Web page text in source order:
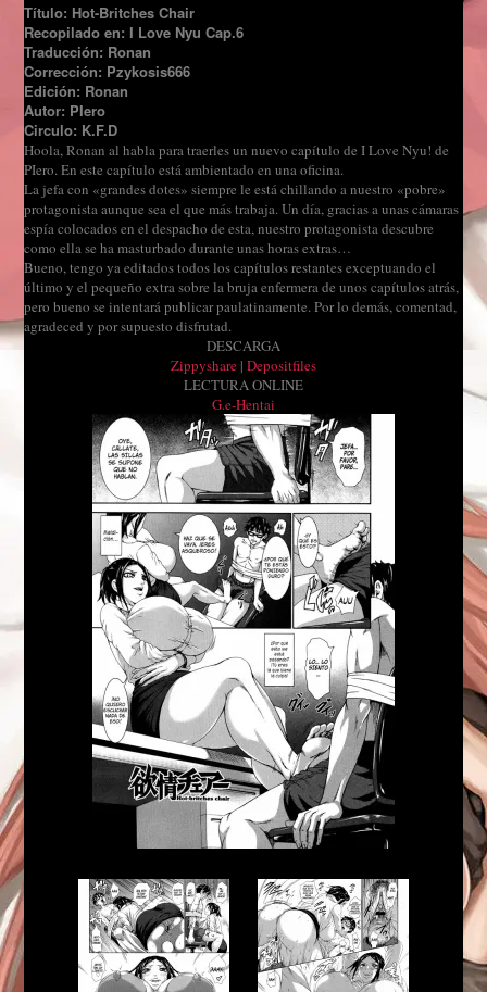
Título: Hot-Britches Chair
Recopilado en: I Love Nyu Cap.6
Traducción: Ronan
Corrección: Pzykosis666
Edición: Ronan
Autor: PIero
Circulo: K.F.D
Hoola, Ronan al habla para traerles un nuevo capítulo de I Love Nyu! de
PIero. En este capítulo está ambientado en una oficina.
La jefa con «grandes dotes» siempre le está chillando a nuestro «pobre»
protagonista aunque sea el que más trabaja. Un día, gracias a unas cámaras
espía colocados en el despacho de esta, nuestro protagonista descubre
como ella se ha masturbado durante unas horas extras…
Bueno, tengo ya editados todos los capítulos restantes exceptuando el
último y el pequeño extra sobre la bruja enfermera de unos capítulos atrás,
pero bueno se intentará publicar paulatinamente. Por lo demás, comentad,
agradeced y por supuesto disfrutad.
DESCARGA
Zippyshare | Depositfiles
LECTURA ONLINE
G.e-Hentai